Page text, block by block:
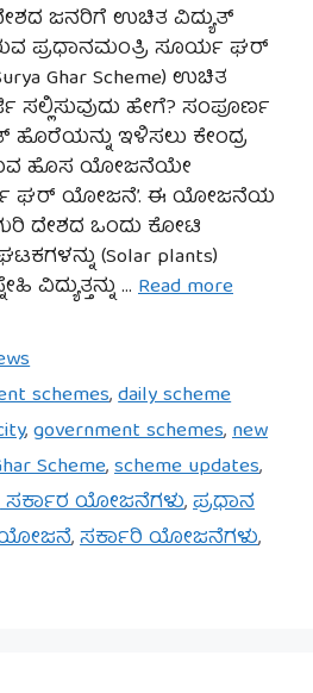
ಜನರಿಗೆ ಉಚಿತ ವಿದ್ಯುತ್
ಪ್ರಧಾನಮಂತ್ರಿ ಸೂರ್ಯ ಘರ್
Ghar Scheme) ಉಚಿತ
ಹೇಗೆ? ಸಂಪೂರ್ಣ
ಹೊರೆಯನ್ನು ಇಳಿಸಲು ಕೇಂದ್ರ
ಹೊಸ ಯೋಜನೆಯೇ
ಘರ್ ಯೋಜನೆ’. ಈ ಯೋಜನೆಯ
ದೇಶದ ಒಂದು ಕೋಟಿ
(Solar plants)
ವಿದ್ಯುತ್ತನ್ನು … Read more
schemes,daily scheme
,government schemes,new
Scheme,scheme updates,
ಸರ್ಕಾರ ಯೋಜನೆಗಳು,ಪ್ರಧಾನ
,ಸರ್ಕಾರಿ ಯೋಜನೆಗಳು,